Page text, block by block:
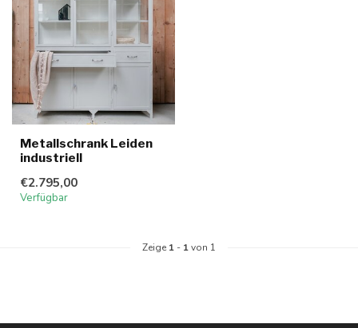
Metallschrank Leiden
industriell
€2.795,00
Verfügbar
Zeige 1 - 1von 1